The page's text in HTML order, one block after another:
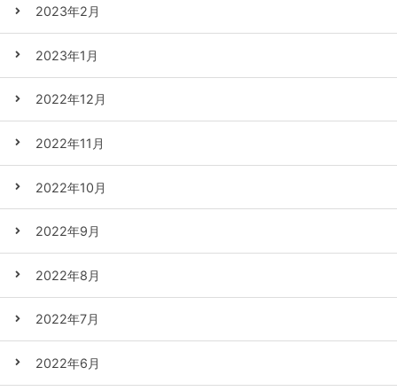
2023年2月
2023年1月
2022年12月
2022年11月
2022年10月
2022年9月
2022年8月
2022年7月
2022年6月